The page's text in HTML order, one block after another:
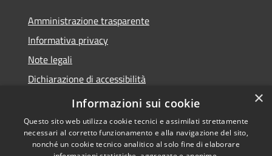
Amministrazione trasparente
Informativa privacy
Note legali
Dichiarazione di accessibilità
Whistleblowing-segnalazione illeciti
×
Informazioni sui cookie
Questo sito web utilizza cookie tecnici e assimilati strettamente
necessari al corretto funzionamento e alla navigazione del sito,
nonché un cookie tecnico analitico al solo fine di elaborare